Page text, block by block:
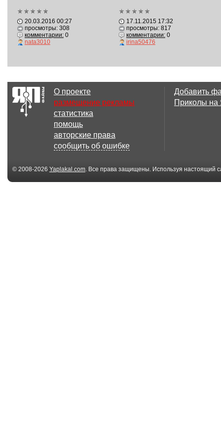
20.03.2016 00:27
просмотры: 308
комментарии:0
nata3010
17.11.2015 17:32
просмотры: 817
комментарии:0
irina50476
О проекте
размещение рекламы
статистика
помощь
авторские права
сообщить об ошибке
Добавить
Приколы
© 2008-2026 Yaplakal.com. Все права защищены. Используя настоящий